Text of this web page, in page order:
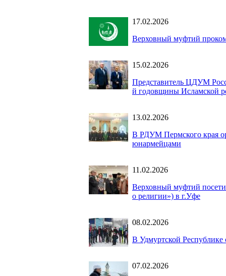
17.02.2026
Верховный муфтий
15.02.2026
Представитель ЦДУМ
й годовщины Исламской
13.02.2026
В РДУМ Пермского края
юнармейцами
11.02.2026
Верховный муфтий
о религии») в г.Уфе
08.02.2026
В Удмуртской Республике
07.02.2026